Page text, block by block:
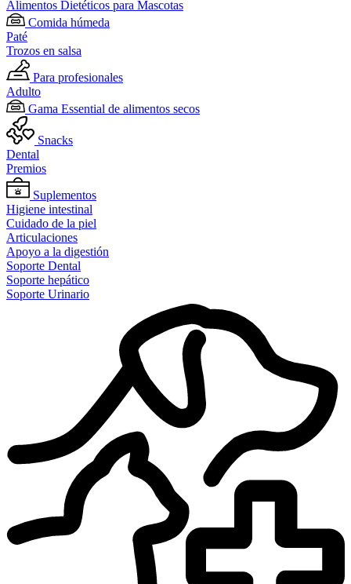
Alimentos Dietéticos para Mascotas
Comida húmeda
Paté
Trozos en salsa
Para profesionales
Adulto
Gama Essential de alimentos secos
Snacks
Dental
Premios
Suplementos
Higiene intestinal
Cuidado de la piel
Articulaciones
Apoyo a la digestión
Soporte Dental
Soporte hepático
Soporte Urinario